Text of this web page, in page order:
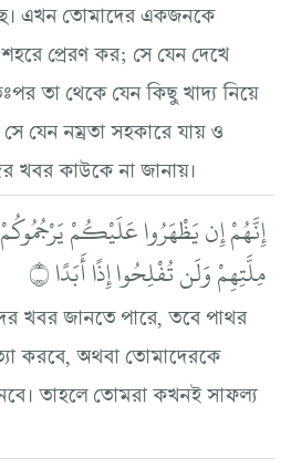
এখন তোমাদের একজনকে
শহরে প্রেরণ কর; সে যেন দেখে
তা থেকে যেন কিছু খাদ্য নিয়ে
যেন নম্রতা সহকারে যায় ও
খবর কাউকে না জানায়।
إِنَّهُمْ إِن يَظْهَرُوا عَلَيْكُمْ
مِلَّتِهِمْ وَلَن تُفْلِحُوا إِذًا أَبَدًا ۝
খবর জানতে পারে, তবে পাথর
করবে, অথবা তোমাদেরকে
তাহলে তোমরা কখনই সাফল্য